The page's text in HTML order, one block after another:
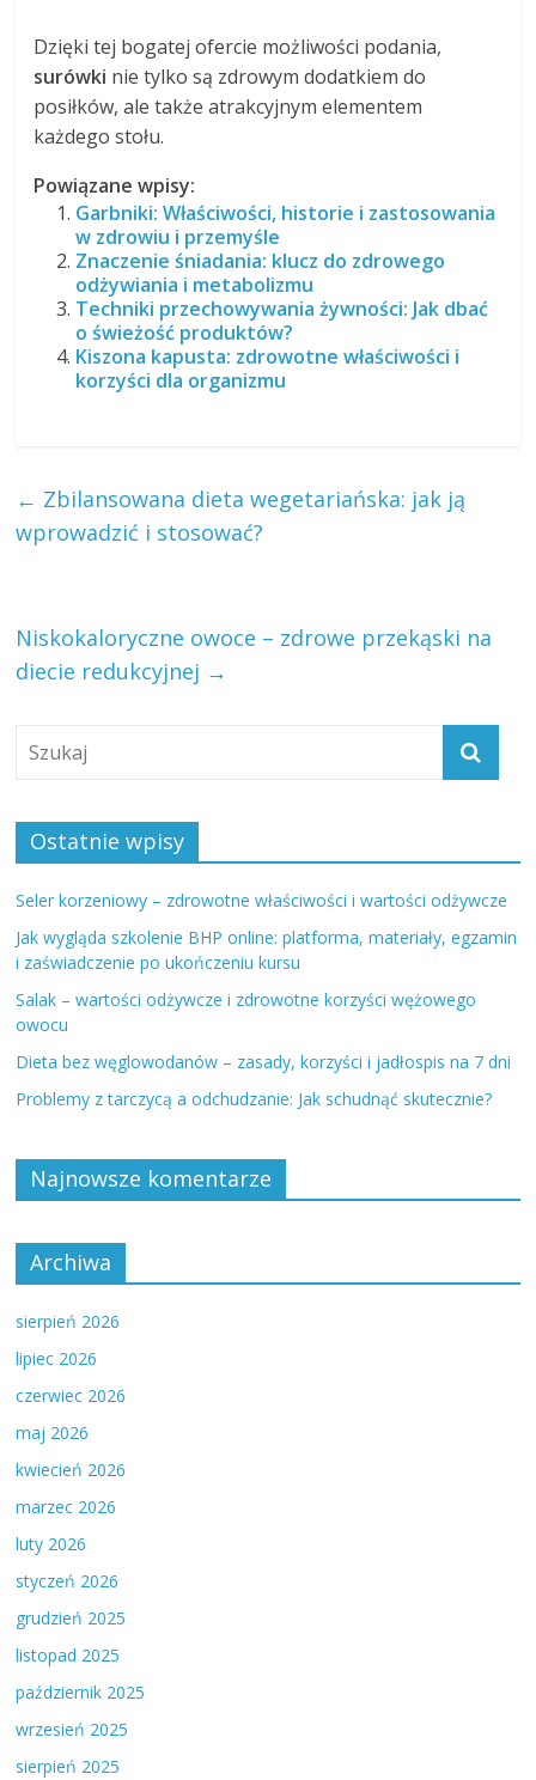
Dzięki tej bogatej ofercie możliwości podania,
surówki nie tylko są zdrowym dodatkiem do
posiłków, ale także atrakcyjnym elementem
każdego stołu.
Powiązane wpisy:
Garbniki: Właściwości, historie i zastosowania
w zdrowiu i przemyśle
Znaczenie śniadania: klucz do zdrowego
odżywiania i metabolizmu
Techniki przechowywania żywności: Jak dbać
o świeżość produktów?
Kiszona kapusta: zdrowotne właściwości i
korzyści dla organizmu
← Zbilansowana dieta wegetariańska: jak ją
wprowadzić i stosować?
Niskokaloryczne owoce – zdrowe przekąski na
diecie redukcyjnej →
Ostatnie wpisy
Seler korzeniowy – zdrowotne właściwości i wartości odżywcze
Jak wygląda szkolenie BHP online: platforma, materiały, egzamin
i zaświadczenie po ukończeniu kursu
Salak – wartości odżywcze i zdrowotne korzyści wężowego
owocu
Dieta bez węglowodanów – zasady, korzyści i jadłospis na 7 dni
Problemy z tarczycą a odchudzanie: Jak schudnąć skutecznie?
Najnowsze komentarze
Archiwa
sierpień 2026
lipiec 2026
czerwiec 2026
maj 2026
kwiecień 2026
marzec 2026
luty 2026
styczeń 2026
grudzień 2025
listopad 2025
październik 2025
wrzesień 2025
sierpień 2025